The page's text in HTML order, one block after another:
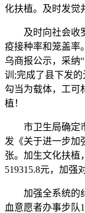
化扶植。及时发觉
及时向社会收罗
疫接种率和笼盖率
乌商报公示，采纳
训;完成了县下发
勾当为载体，工可
植！
市卫生局确定市
发《关于进一步加
张。加生文化扶植
519315.8元，加强
加强全系统的纠
血意愿者办事步队